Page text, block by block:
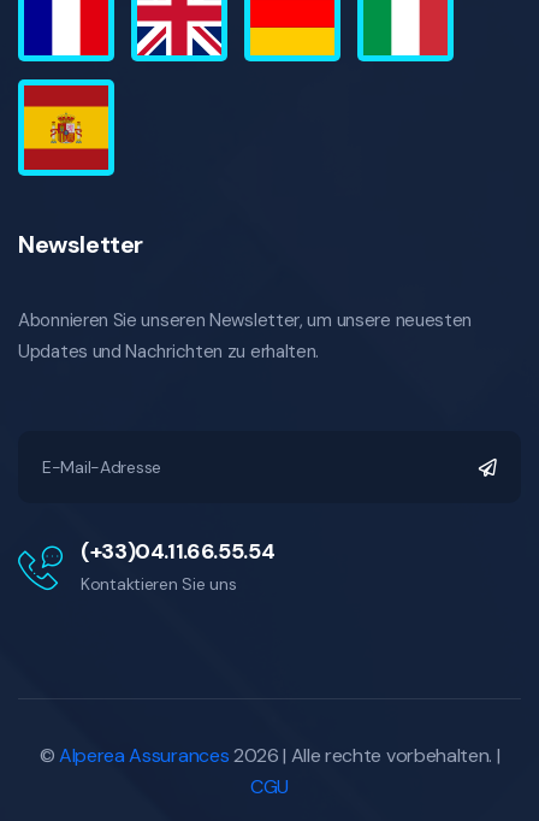
Newsletter
Abonnieren Sie unseren Newsletter, um unsere neuesten
Updates und Nachrichten zu erhalten.
(+33)04.11.66.55.54
Kontaktieren Sie uns
©Alperea Assurances2026 | Alle rechte vorbehalten. |
CGU